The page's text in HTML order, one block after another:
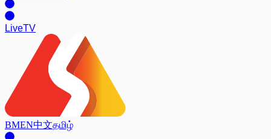
LiveTV
BMEN中文தமிழ்